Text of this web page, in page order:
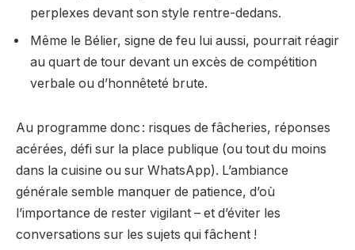
perplexes devant son style rentre-dedans.
Même le Bélier, signe de feu lui aussi, pourrait réagir
au quart de tour devant un excès de compétition
verbale ou d’honnêteté brute.
Au programme donc : risques de fâcheries, réponses
acérées, défi sur la place publique (ou tout du moins
dans la cuisine ou sur WhatsApp). L’ambiance
générale semble manquer de patience, d’où
l’importance de rester vigilant – et d’éviter les
conversations sur les sujets qui fâchent !